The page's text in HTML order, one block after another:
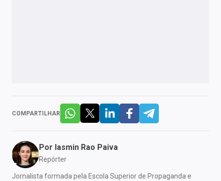
COMPARTILHAR
Por Iasmin Rao Paiva
Repórter
Jornalista formada pela Escola Superior de Propaganda e